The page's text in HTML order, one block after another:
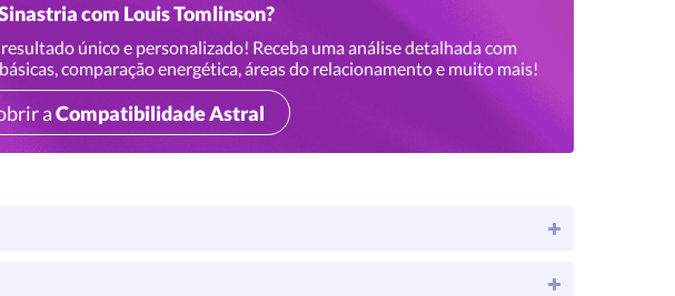
com Louis Tomlinson?
único e personalizado! Receba uma análise detalhada com
comparação energética, áreas do relacionamento e muito mais!
aCompatibilidade Astral